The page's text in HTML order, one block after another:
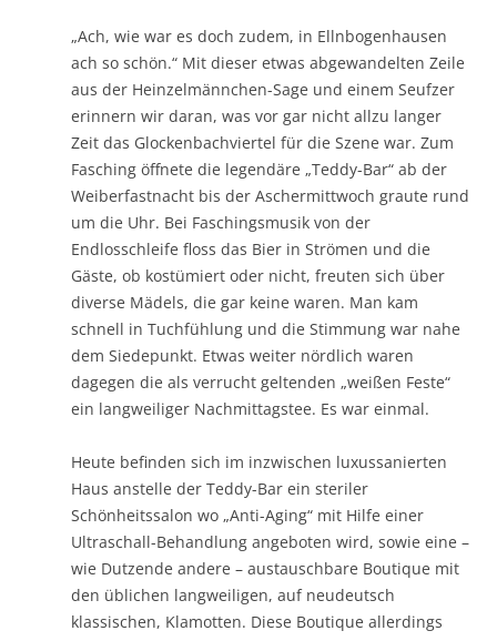
„Ach, wie war es doch zudem, in Ellnbogenhausen
ach so schön.“ Mit dieser etwas abgewandelten Zeile
aus der Heinzelmännchen-Sage und einem Seufzer
erinnern wir daran, was vor gar nicht allzu langer
Zeit das Glockenbachviertel für die Szene war. Zum
Fasching öffnete die legendäre „Teddy-Bar“ ab der
Weiberfastnacht bis der Aschermittwoch graute rund
um die Uhr. Bei Faschingsmusik von der
Endlosschleife floss das Bier in Strömen und die
Gäste, ob kostümiert oder nicht, freuten sich über
diverse Mädels, die gar keine waren. Man kam
schnell in Tuchfühlung und die Stimmung war nahe
dem Siedepunkt. Etwas weiter nördlich waren
dagegen die als verrucht geltenden „weißen Feste“
ein langweiliger Nachmittagstee. Es war einmal.
Heute befinden sich im inzwischen luxussanierten
Haus anstelle der Teddy-Bar ein steriler
Schönheitssalon wo „Anti-Aging“ mit Hilfe einer
Ultraschall-Behandlung angeboten wird, sowie eine –
wie Dutzende andere – austauschbare Boutique mit
den üblichen langweiligen, auf neudeutsch
klassischen, Klamotten. Diese Boutique allerdings